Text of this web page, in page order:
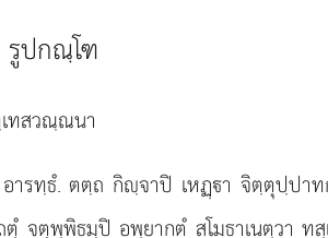
ปกณฺโฑ
ทสวณฺณนา
ารทฺธํ. ตตฺถ กิฺจาปิ เหฏฺา จิตฺตุปฺปา
จตุพฺพิธมฺปิ อพฺยากตํ สโมธาเนตฺวา ทสฺ